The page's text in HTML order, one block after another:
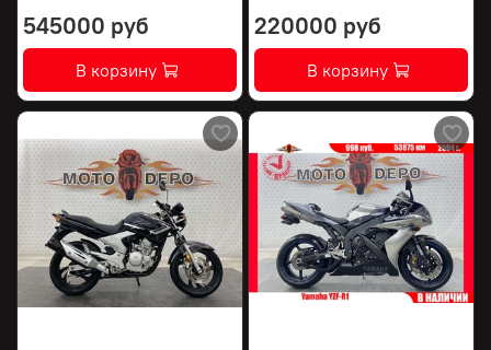
545000 руб
В корзину
220000 руб
В корзину